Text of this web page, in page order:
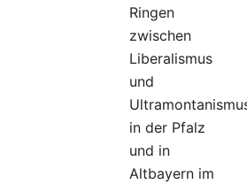
Ringen
zwischen
Liberalismus
und
in der Pfalz
und in
Altbayern im